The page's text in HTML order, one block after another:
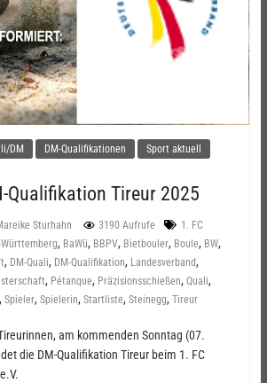
DM DM-Qualifikationen Sport aktuell
Qualifikation Tireur 2025
Sturhahn 3190 Aufrufe
1. FC
Württemberg, BaWü, BBPV, Bietbouler, Boule, BW,
, DM-Quali, DM-Qualifikation, Landesverband,
, Pétanque, Präzisionsschießen, Quali,
, Spieler, Spielerin, Startliste, Steinegg, Tireur
am kommenden Sonntag (07.
die DM-Qualifikation Tireur beim 1. FC